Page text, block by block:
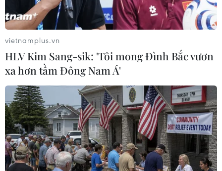
Trần Long (Vietnam+)
vietnamplus.vn
HLV Kim Sang-sik: 'Tôi mong Đình Bắc vươn
xa hơn tầm Đông Nam Á'